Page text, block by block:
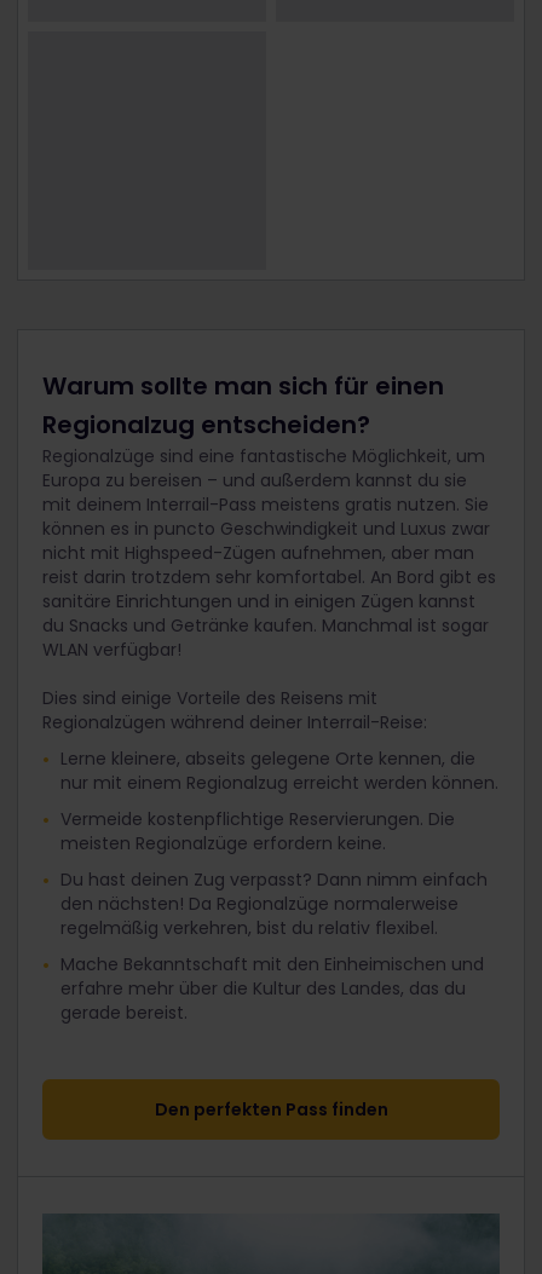
Warum sollte man sich für einen
Regionalzug entscheiden?
Regionalzüge sind eine fantastische Möglichkeit, um
Europa zu bereisen – und außerdem kannst du sie
mit deinem Interrail-Pass meistens gratis nutzen. Sie
können es in puncto Geschwindigkeit und Luxus zwar
nicht mit Highspeed-Zügen aufnehmen, aber man
reist darin trotzdem sehr komfortabel. An Bord gibt es
sanitäre Einrichtungen und in einigen Zügen kannst
du Snacks und Getränke kaufen. Manchmal ist sogar
WLAN verfügbar!
Dies sind einige Vorteile des Reisens mit
Regionalzügen während deiner Interrail-Reise:
Lerne kleinere, abseits gelegene Orte kennen, die
nur mit einem Regionalzug erreicht werden können.
Vermeide kostenpflichtige Reservierungen. Die
meisten Regionalzüge erfordern keine.
Du hast deinen Zug verpasst? Dann nimm einfach
den nächsten! Da Regionalzüge normalerweise
regelmäßig verkehren, bist du relativ flexibel.
Mache Bekanntschaft mit den Einheimischen und
erfahre mehr über die Kultur des Landes, das du
gerade bereist.
Den perfekten Pass finden